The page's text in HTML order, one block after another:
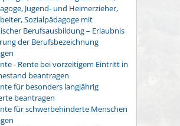
Jugend- und Heimerzieher,
Sozialpädagoge mit
Berufsausbildung – Erlaubnis
der Berufsbezeichnung
- Rente bei vorzeitigem Eintritt in
beantragen
für besonders langjährig
beantragen
für schwerbehinderte Menschen